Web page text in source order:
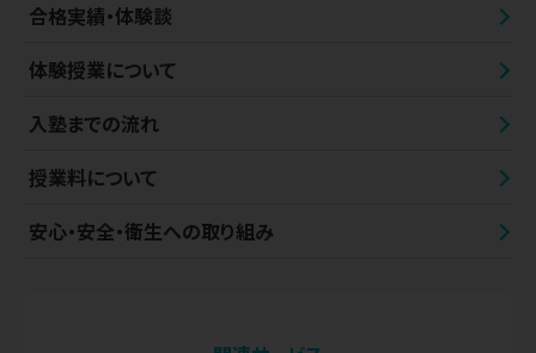
合格実績・体験談
体験授業について
入塾までの流れ
授業料について
安心・安全・衛生への取り組み